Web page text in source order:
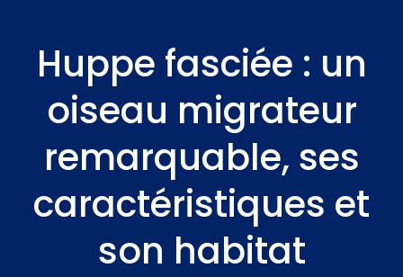
Huppe fasciée : un
oiseau migrateur
remarquable, ses
caractéristiques et
son habitat